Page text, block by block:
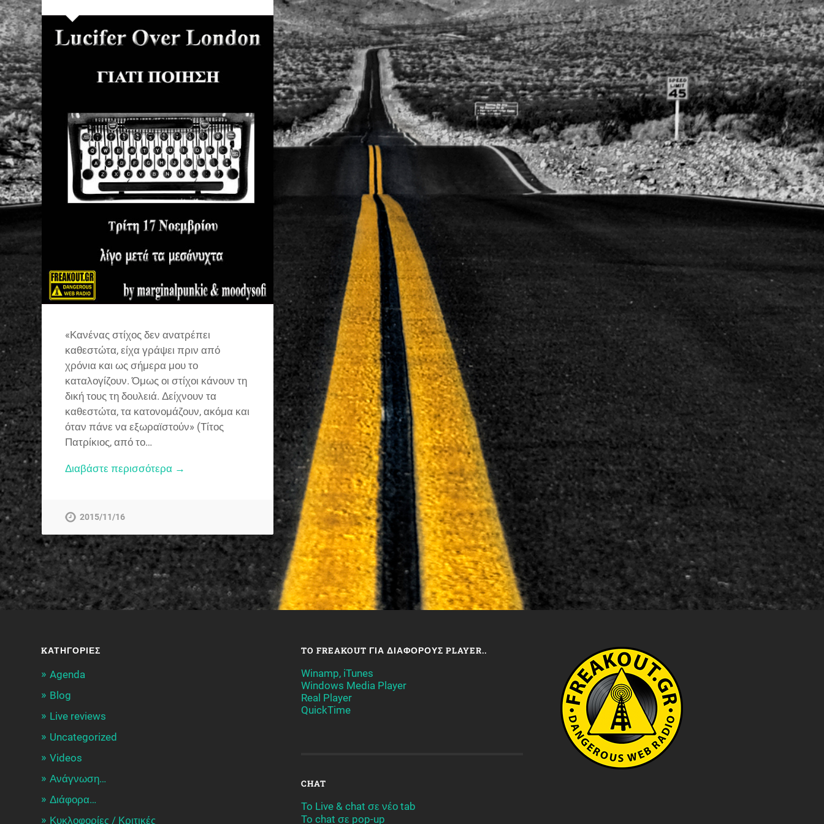
«Κανένας στίχος δεν ανατρέπει
καθεστώτα, είχα γράψει πριν από
χρόνια και ως σήμερα μου το
καταλογίζουν. Όμως οι στίχοι κάνουν τη
δική τους τη δουλειά. Δείχνουν τα
καθεστώτα, τα κατονομάζουν, ακόμα και
όταν πάνε να εξωραϊστούν» (Τίτος
Πατρίκιος, από το…
Διαβάστε περισσότερα →
2015/11/16
KΑΤΗΓΟΡΊΕΣ
Agenda
Blog
Live reviews
Uncategorized
Videos
Ανάγνωση…
Διάφορα…
Κυκλοφορίες / Kριτικές
TO FREAKOUT ΓΙΑ ΔΙΆΦΟΡΟΥΣ PLAYER..
Winamp, iTunes
Windows Media Player
Real Player
QuickTime
CHAT
To Live & chat σε νέο tab
To chat σε pop-up